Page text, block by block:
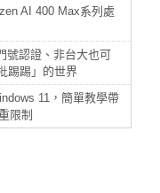
AI 400 Max系列處
號認證、非台大也可
踢踢」的世界
11，簡單教學帶
限制